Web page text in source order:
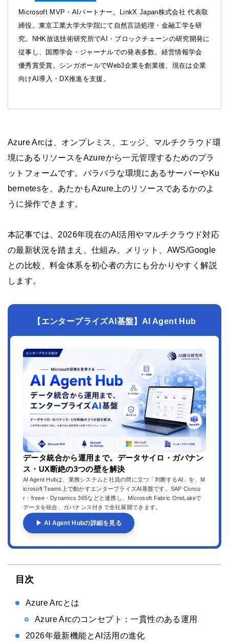
Microsoft MVP・AIパートナー。LinkX Japan株式会社 代表取
締役。東京工業大学大学院にて自然言語処理・金融工学を研
究。NHK放送技術研究所でAI・ブロックチェーンの研究開発に
従事し、国際学会・ジャーナルでの発表多数。経営情報学会
優秀賞受賞。シンガポールでWeb3企業を創業後、現在は企業
向けAI導入・DX推進を支援。
Azure Arcは、オンプレミス、エッジ、マルチクラウド環
境にあるリソースをAzureから一元管理するためのプラ
ットフォームです。バラバラな環境にあるサーバーやKu
bernetesを、あたかもAzure上のリソースであるかのよ
うに操作できます。
本記事では、2026年現在のAI活用やマルチクラウド対応
の最新状況を踏まえ、仕組み、メリット、AWS/Google
との比較、料金体系を初心者の方にも分かりやすく解説
します。
【エンタープライズAI基盤】AI Agent Hub
データ統合から運用まで。データサイロ・ガバナン
ス・UX断絶の3つの壁を解決
AI Agent Hubは、業務システムと社員の間に立つ「判断するAI」を、M
icrosoft Teams上で動かすエンタープライズAI基盤です。SAP Concu
r・freee・Dynamics 365などと連携し、Microsoft Fabric OneLakeで
データを統合、ガバナンス付きで全社展開できます。
▶ AI Agent Hubの詳細を見る
目次
Azure Arcとは
Azure Arcのコンセプト：一貫性のある運用
2026年最新機能とAI活用の進化